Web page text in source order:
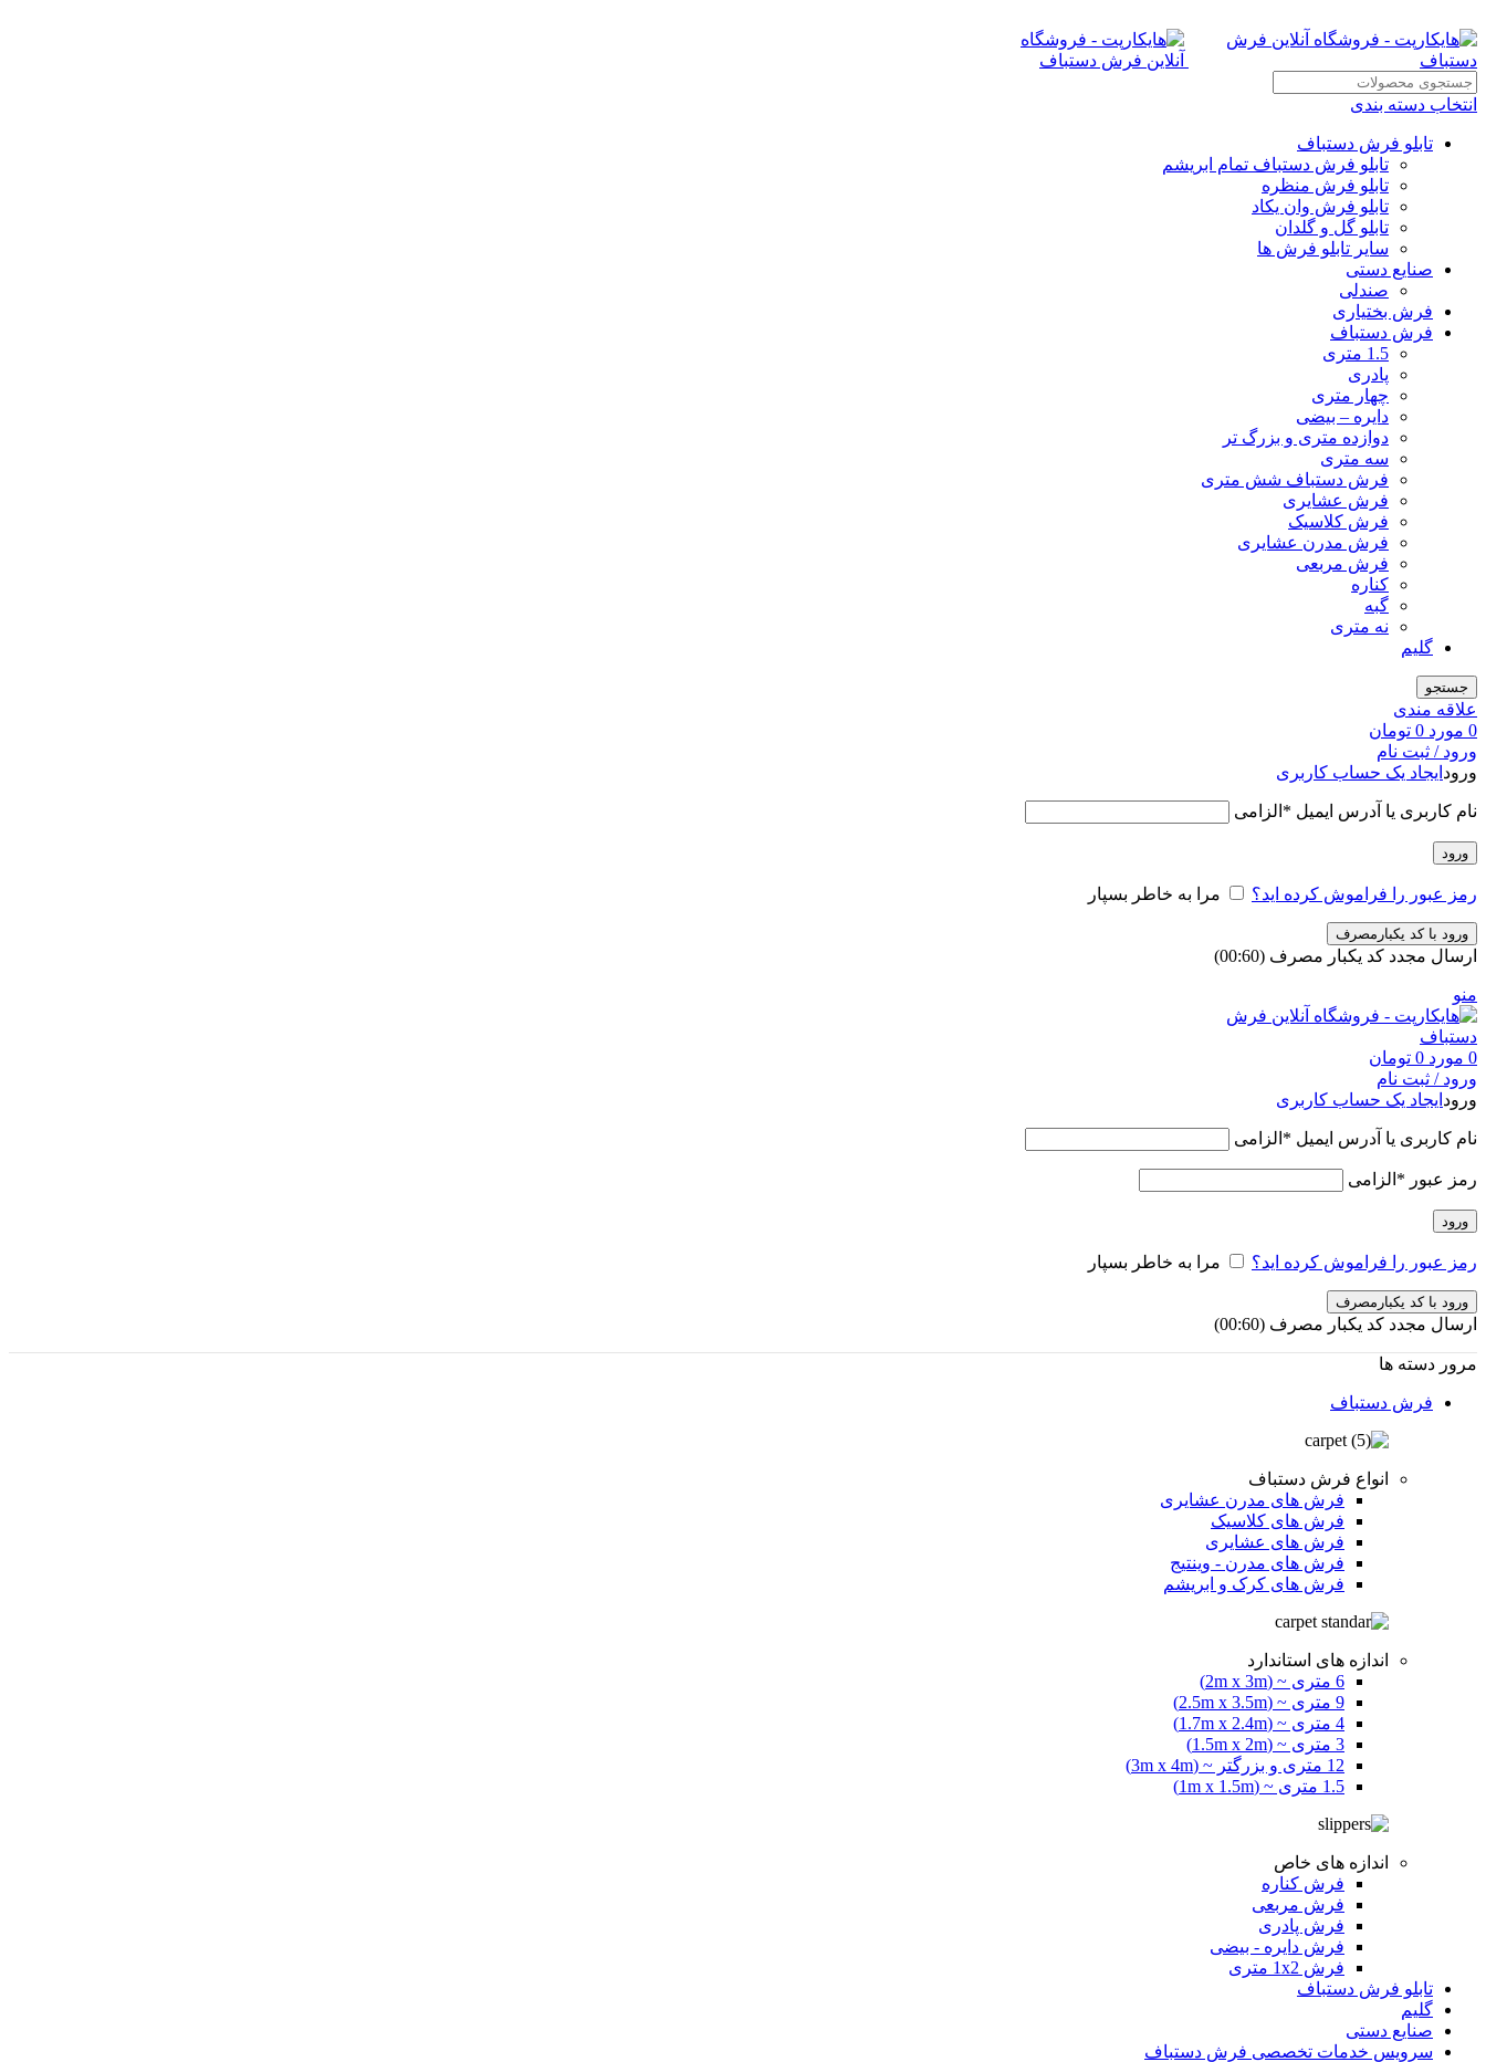
انتخاب دسته بندی
تابلو فرش دستباف
تابلو فرش دستباف تمام ابریشم
تابلو فرش منظره
تابلو فرش وان یکاد
تابلو گل و گلدان
سایر تابلو فرش ها
صنایع دستی
صندلی
فرش بختیاری
فرش دستباف
1.5 متری
پادری
چهار متری
دایره – بیضی
دوازده متری و بزرگ تر
سه متری
فرش دستباف شش متری
فرش عشایری
فرش کلاسیک
فرش مدرن عشایری
فرش مربعی
کناره
گبه
نه متری
گلیم
جستجو
علاقه مندی
0 مورد 0 تومان
ورود / ثبت نام
ورود ایجاد یک حساب کاربری
نام کاربری یا آدرس ایمیل * الزامی
ورود
رمز عبور را فراموش کرده اید؟ مرا به خاطر بسپار
ورود با کد یکبارمصرف
ارسال مجدد کد یکبار مصرف (00:
60
)
منو
0 مورد 0 تومان
ورود / ثبت نام
ورود ایجاد یک حساب کاربری
نام کاربری یا آدرس ایمیل * الزامی
رمز عبور * الزامی
ورود
رمز عبور را فراموش کرده اید؟ مرا به خاطر بسپار
ورود با کد یکبارمصرف
ارسال مجدد کد یکبار مصرف (00:
60
)
مرور دسته ها
فرش دستباف
انواع فرش دستباف
فرش های مدرن عشایری
فرش های کلاسیک
فرش های عشایری
فرش های مدرن - وینتیج
فرش های کرک و ابریشم
اندازه های استاندارد
6 متری ~ (2m x 3m)
9 متری ~ (2.5m x 3.5m)
4 متری ~ (1.7m x 2.4m)
3 متری ~ (1.5m x 2m)
12 متری و بزرگتر ~ (3m x 4m)
1.5 متری ~ (1m x 1.5m)
اندازه های خاص
فرش کناره
فرش مربعی
فرش پادری
فرش دایره - بیضی
فرش 1x2 متری
تابلو فرش دستباف
گلیم
صنایع دستی
سرویس خدمات تخصصی فرش دستباف